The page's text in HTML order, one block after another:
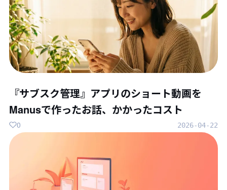
『サブスク管理』アプリのショート動画を
Manusで作ったお話、かかったコスト
2026-04-22
0